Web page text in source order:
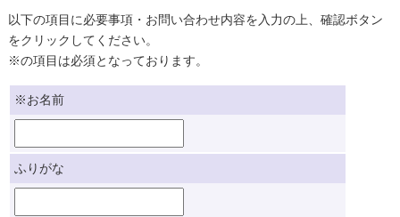
以下の項目に必要事項・お問い合わせ内容を入力の上、確認ボタン
をクリックしてください。
※の項目は必須となっております。
※お名前
ふりがな